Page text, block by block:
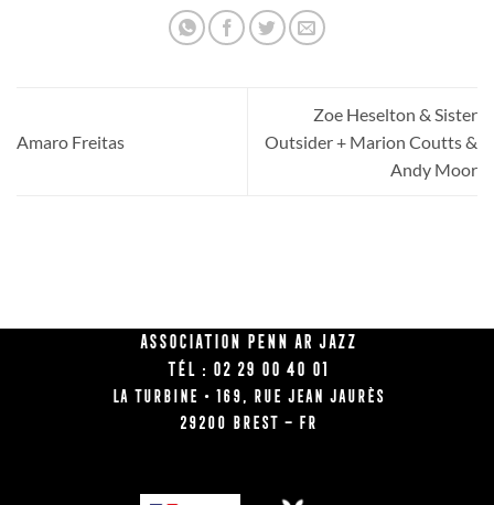
Amaro Freitas
Zoe Heselton & Sister
Outsider + Marion Coutts &
Andy Moor
Association Penn Ar Jazz
Tél : 02 29 00 40 01
La Turbine • 169, rue Jean Jaurès
29200 BREST – FR